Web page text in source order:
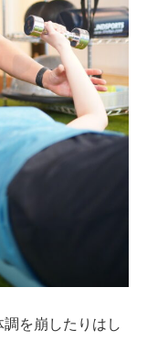
を崩したりはし